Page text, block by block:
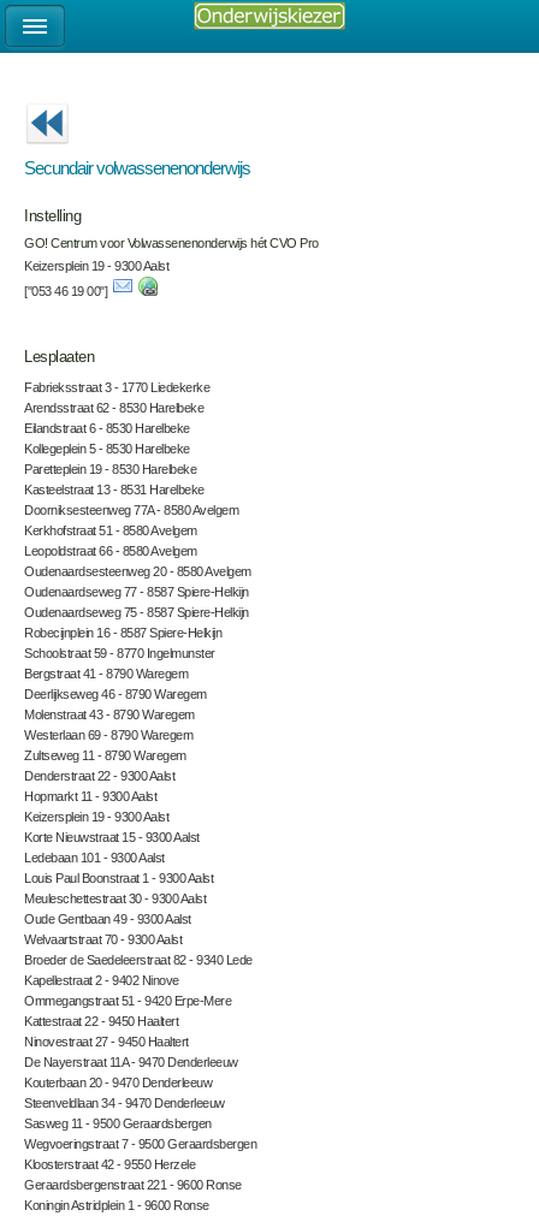
Secundair volwassenenonderwijs
Instelling
GO! Centrum voor Volwassenenonderwijs hét CVO Pro
Keizersplein 19 - 9300 Aalst
["053 46 19 00"]
Lesplaaten
Fabrieksstraat 3 - 1770 Liedekerke
Arendsstraat 62 - 8530 Harelbeke
Eilandstraat 6 - 8530 Harelbeke
Kollegeplein 5 - 8530 Harelbeke
Paretteplein 19 - 8530 Harelbeke
Kasteelstraat 13 - 8531 Harelbeke
Doorniksesteenweg 77A - 8580 Avelgem
Kerkhofstraat 51 - 8580 Avelgem
Leopoldstraat 66 - 8580 Avelgem
Oudenaardsesteenweg 20 - 8580 Avelgem
Oudenaardseweg 77 - 8587 Spiere-Helkijn
Oudenaardseweg 75 - 8587 Spiere-Helkijn
Robecijnplein 16 - 8587 Spiere-Helkijn
Schoolstraat 59 - 8770 Ingelmunster
Bergstraat 41 - 8790 Waregem
Deerlijkseweg 46 - 8790 Waregem
Molenstraat 43 - 8790 Waregem
Westerlaan 69 - 8790 Waregem
Zultseweg 11 - 8790 Waregem
Denderstraat 22 - 9300 Aalst
Hopmarkt 11 - 9300 Aalst
Keizersplein 19 - 9300 Aalst
Korte Nieuwstraat 15 - 9300 Aalst
Ledebaan 101 - 9300 Aalst
Louis Paul Boonstraat 1 - 9300 Aalst
Meuleschettestraat 30 - 9300 Aalst
Oude Gentbaan 49 - 9300 Aalst
Welvaartstraat 70 - 9300 Aalst
Broeder de Saedeleerstraat 82 - 9340 Lede
Kapellestraat 2 - 9402 Ninove
Ommegangstraat 51 - 9420 Erpe-Mere
Kattestraat 22 - 9450 Haaltert
Ninovestraat 27 - 9450 Haaltert
De Nayerstraat 11A - 9470 Denderleeuw
Kouterbaan 20 - 9470 Denderleeuw
Steenveldlaan 34 - 9470 Denderleeuw
Sasweg 11 - 9500 Geraardsbergen
Wegvoeringstraat 7 - 9500 Geraardsbergen
Kloosterstraat 42 - 9550 Herzele
Geraardsbergenstraat 221 - 9600 Ronse
Koningin Astridplein 1 - 9600 Ronse